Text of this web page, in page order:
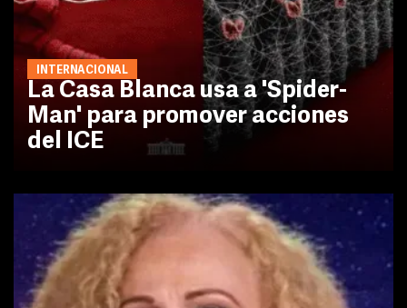
INTERNACIONAL
La Casa Blanca usa a 'Spider-
Man' para promover acciones
del ICE